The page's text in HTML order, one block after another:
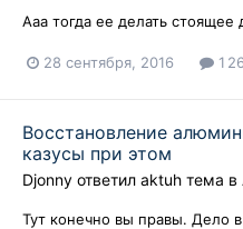
Ааа тогда ее делать стоящее
28 сентября, 2016 1
Восстановление
казусы при этом
Djonny ответил aktuh тема в
Тут конечно вы правы. Дело в